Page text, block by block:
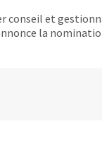
conseil et
la